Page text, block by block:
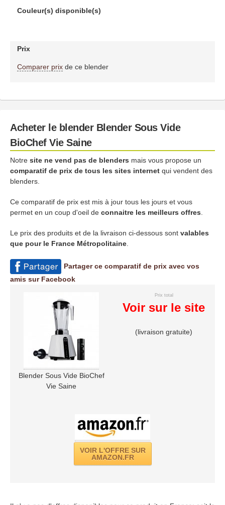
Couleur(s) disponible(s)
Prix
Comparer prixde ce blender
Acheter le blender Blender Sous Vide
BioChef Vie Saine
Notre site ne vend pas de blenders mais vous propose un
comparatif de prix de tous les sites internet qui vendent des
blenders.
Ce comparatif de prix est mis à jour tous les jours et vous
permet en un coup d'oeil de connaitre les meilleurs offres
Le prix des produits et de la livraison ci-dessous sont valables
que pour le France Métropolitaine
Partager ce comparatif de prix avec vos
amis sur Facebook
Blender Sous Vide BioChef
Vie Saine
Prix total
Voir sur le site
(livraison gratuite)
VOIR L'OFFRE SUR
AMAZON.FR